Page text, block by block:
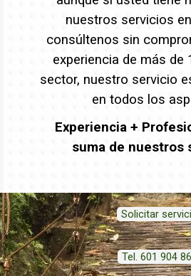
nuestros servicios
consúltenos sin
experiencia de más de
sector, nuestro servicio
en todos los
Experiencia +
suma de nuestros
Solicitar
Tel. 601 904